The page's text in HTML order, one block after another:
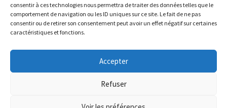
consentir à ces technologies nous permettra de traiter des données telles que le
comportement de navigation ou les ID uniques sur ce site. Le fait de ne pas
consentir ou de retirer son consentement peut avoir un effet négatif sur certaines
caractéristiques et fonctions.
Accepter
Refuser
ufa-ad
Kahuna&
©2023 UFA - AUBIERE